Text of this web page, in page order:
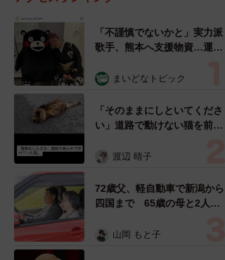
「不謹慎でないかと」実力派
歌手、熊本へ支援物資…運搬
めらい 「痛いほど伝わる」
まいどなトピック
「そのままにしといてくださ
い」道路で動けない猫を前に
ようとした4日間 「命の重
表の訴え
渡辺 晴子
72歳父、軽自動車で新潟から
四国まで 65歳の母と2人で
憩まで分刻み… 「大学生で
山岡 もと子